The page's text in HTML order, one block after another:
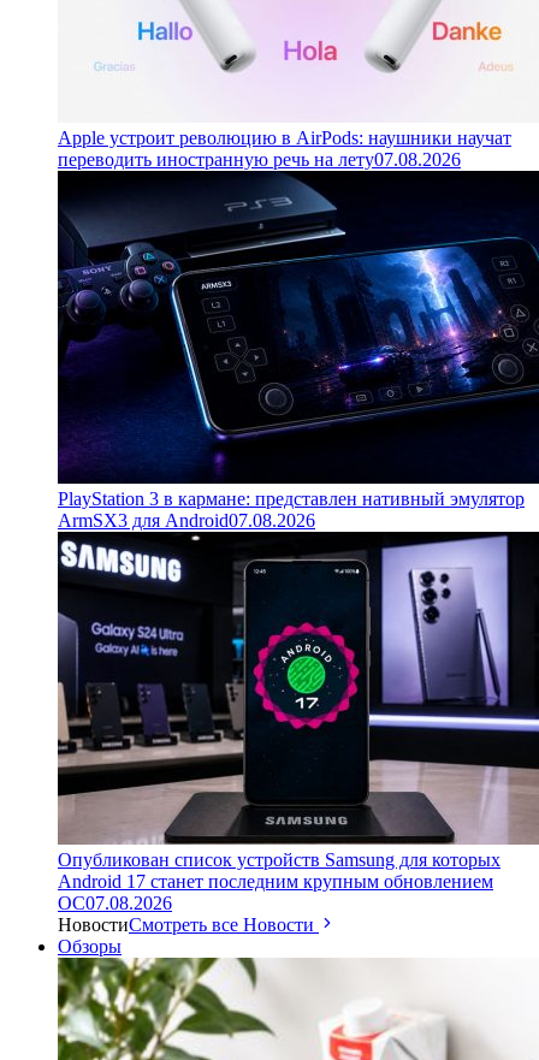
Apple устроит революцию в AirPods: наушники научат
переводить иностранную речь на лету07.08.2026
PlayStation 3 в кармане: представлен нативный эмулятор
ArmSX3 для Android07.08.2026
Опубликован список устройств Samsung для которых
Android 17 станет последним крупным обновлением
ОС07.08.2026
НовостиСмотреть все Новости
Обзоры